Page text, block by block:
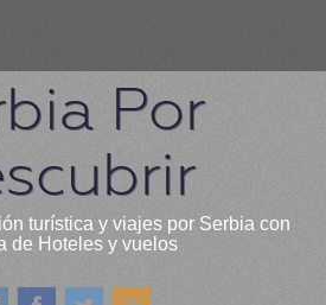
Por
turística y viajes por Serbia con
de Hoteles y vuelos